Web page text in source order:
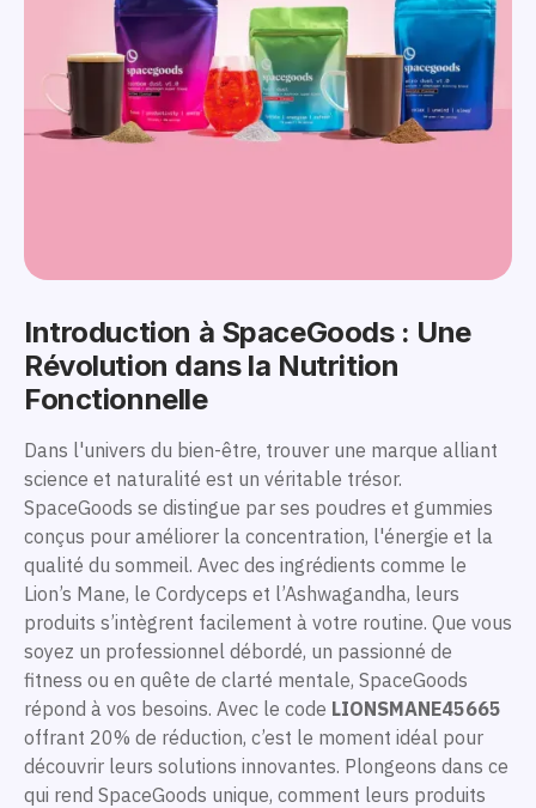
Introduction à SpaceGoods : Une
Révolution dans la Nutrition
Fonctionnelle
Dans l'univers du bien-être, trouver une marque alliant
science et naturalité est un véritable trésor.
SpaceGoods se distingue par ses poudres et gummies
conçus pour améliorer la concentration, l'énergie et la
qualité du sommeil. Avec des ingrédients comme le
Lion’s Mane, le Cordyceps et l’Ashwagandha, leurs
produits s’intègrent facilement à votre routine. Que vous
soyez un professionnel débordé, un passionné de
fitness ou en quête de clarté mentale, SpaceGoods
répond à vos besoins. Avec le code LIONSMANE45665
offrant 20% de réduction, c’est le moment idéal pour
découvrir leurs solutions innovantes. Plongeons dans ce
qui rend SpaceGoods unique, comment leurs produits